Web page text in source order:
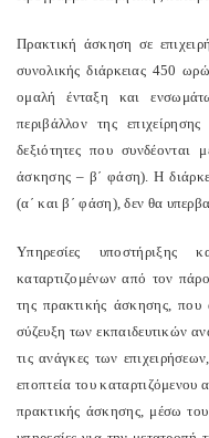
Πρακτική άσκηση σε
συνολικής διάρκειας 450
ομαλή ένταξη και
περιβάλλον της
δεξιότητες που συνδέονται
άσκησης – β΄ φάση). Η
(α΄ και β΄ φάση), δεν θα
Υπηρεσίες υποστήριξης
καταρτιζομένων από τον
της πρακτικής άσκησης,
σύζευξη των εκπαιδευτικών
τις ανάγκες των
εποπτεία του καταρτιζόμενου
πρακτικής άσκησης, μέσω